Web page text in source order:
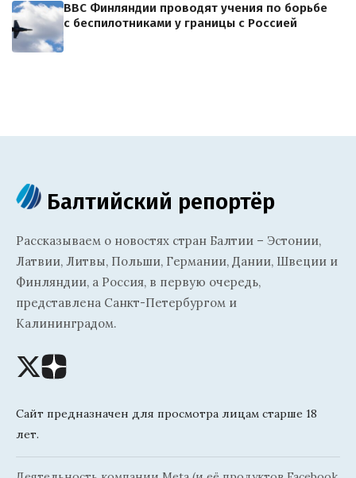
ВВС Финляндии проводят учения по борьбе
с беспилотниками у границы с Россией
Балтийский репортёр
Рассказываем о новостях стран Балтии – Эстонии,
Латвии, Литвы, Польши, Германии, Дании, Швеции и
Финляндии, а Россия, в первую очередь,
представлена Санкт-Петербургом и
Калининградом.
Сайт предназначен для просмотра лицам старше 18
лет.